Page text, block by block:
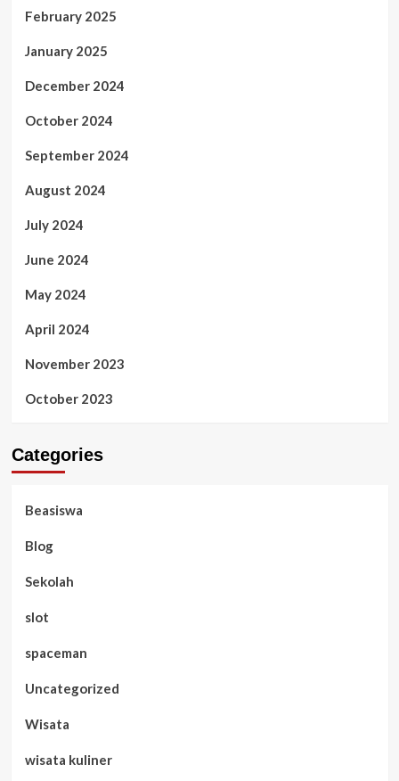
February 2025
January 2025
December 2024
October 2024
September 2024
August 2024
July 2024
June 2024
May 2024
April 2024
November 2023
October 2023
Categories
Beasiswa
Blog
Sekolah
slot
spaceman
Uncategorized
Wisata
wisata kuliner